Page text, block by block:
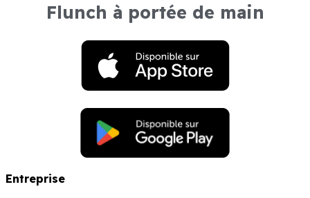
Flunch à portée de main
Entreprise